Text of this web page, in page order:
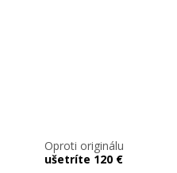
Oproti originálu
ušetríte 120 €